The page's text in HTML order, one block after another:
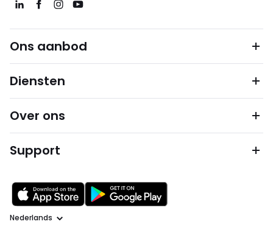
Ons aanbod
Diensten
Over ons
Support
Taal